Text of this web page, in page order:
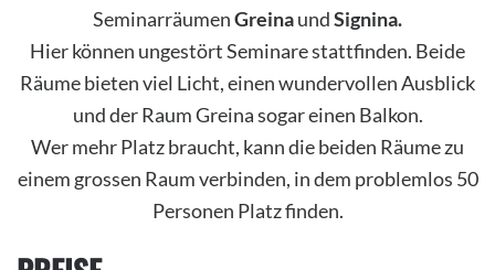
SeminarräumenGreinaundSignina.
Hier können ungestört Seminare stattfinden. Beide
Räume bieten viel Licht, einen wundervollen Ausblick
und der Raum Greina sogar einen Balkon.
Wer mehr Platz braucht, kann die beiden Räume zu
einem grossen Raum verbinden, in dem problemlos 50
Personen Platz finden.